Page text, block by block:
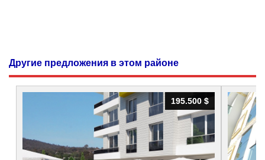
Другие предложения в этом районе
195.500 $
195.500 $